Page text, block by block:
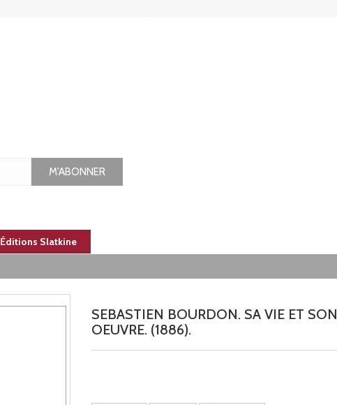
M'ABONNER
Éditions Slatkine
SEBASTIEN BOURDON. SA VIE ET SON
OEUVRE. (1886).